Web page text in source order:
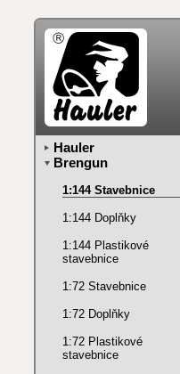
Hauler
Brengun
1:144 Stavebnice
1:144 Doplňky
1:144 Plastikové
stavebnice
1:72 Stavebnice
1:72 Doplňky
1:72 Plastikové
stavebnice